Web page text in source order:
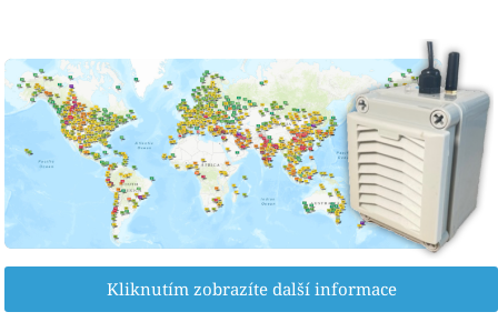
Kliknutím zobrazíte další informace